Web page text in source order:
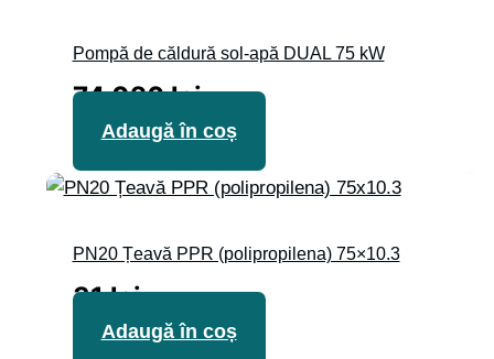
Pompă de căldură sol-apă DUAL 75 kW
74 026lei
Adaugă în coș
PN20 Țeavă PPR (polipropilena) 75×10.3
31lei
Adaugă în coș